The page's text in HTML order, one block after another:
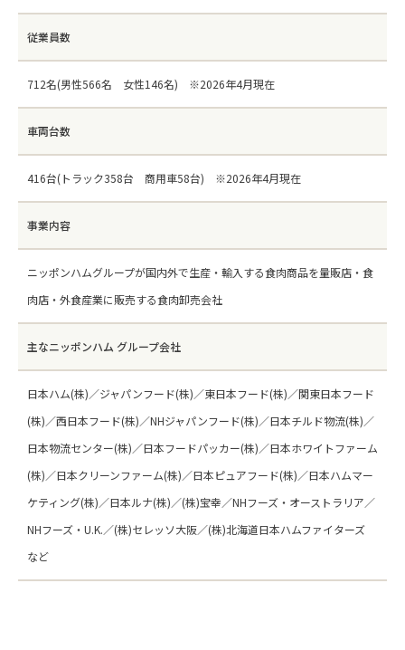
従業員数
712名(男性566名 女性146名) ※2026年4月現在
車両台数
416台(トラック358台 商用車58台) ※2026年4月現在
事業内容
ニッポンハムグループが国内外で生産・輸入する食肉商品を量販店・食
肉店・外食産業に販売する食肉卸売会社
主なニッポンハム グループ会社
日本ハム(株)／ジャパンフード(株)／東日本フード(株)／関東日本フード
(株)／西日本フード(株)／NHジャパンフード(株)／日本チルド物流(株)／
日本物流センター(株)／日本フードパッカー(株)／日本ホワイトファーム
(株)／日本クリーンファーム(株)／日本ピュアフード(株)／日本ハムマー
ケティング(株)／日本ルナ(株)／(株)宝幸／NHフーズ・オーストラリア／
NHフーズ・U.K.／(株)セレッソ大阪／(株)北海道日本ハムファイターズ
など